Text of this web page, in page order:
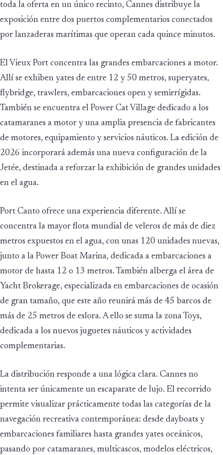
toda la oferta en un único recinto, Cannes distribuye la
exposición entre dos puertos complementarios conectados
por lanzaderas marítimas que operan cada quince minutos.
El Vieux Port concentra las grandes embarcaciones a motor.
Allí se exhiben yates de entre 12 y 50 metros, superyates,
flybridge, trawlers, embarcaciones open y semirrígidas.
También se encuentra el Power Cat Village dedicado a los
catamaranes a motor y una amplia presencia de fabricantes
de motores, equipamiento y servicios náuticos. La edición de
2026 incorporará además una nueva configuración de la
Jetée, destinada a reforzar la exhibición de grandes unidades
en el agua.
Port Canto ofrece una experiencia diferente. Allí se
concentra la mayor flota mundial de veleros de más de diez
metros expuestos en el agua, con unas 120 unidades nuevas,
junto a la Power Boat Marina, dedicada a embarcaciones a
motor de hasta 12 o 13 metros. También alberga el área de
Yacht Brokerage, especializada en embarcaciones de ocasión
de gran tamaño, que este año reunirá más de 45 barcos de
más de 25 metros de eslora. A ello se suma la zona Toys,
dedicada a los nuevos juguetes náuticos y actividades
complementarias.
La distribución responde a una lógica clara. Cannes no
intenta ser únicamente un escaparate de lujo. El recorrido
permite visualizar prácticamente todas las categorías de la
navegación recreativa contemporánea: desde dayboats y
embarcaciones familiares hasta grandes yates oceánicos,
pasando por catamaranes, multicascos, modelos eléctricos,